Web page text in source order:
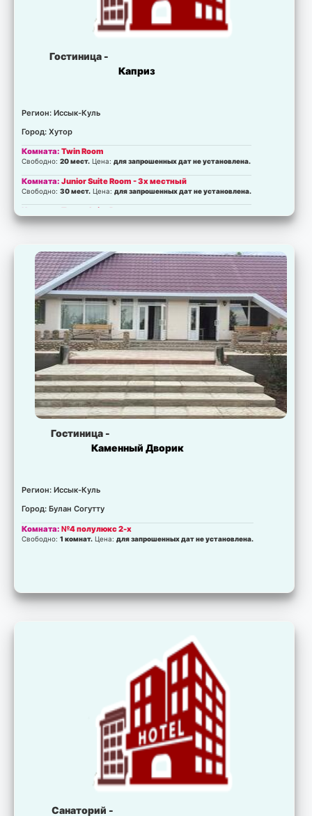
Гостиница -
Каприз
Регион: Иссык-Куль
Город: Хутор
Комната:Twin Room
Свободно:20 мест. Цена:для запрошенных дат не установлена.
Комната:Junior Suite Room - 3х местный
Свободно:30 мест. Цена:для запрошенных дат не установлена.
Комната: Tower Suite Room
Комната:Family Apartment
Свободно:24 мест.Цена:для запрошенных дат не установлена.
Комната:Corona Villa
Свободно: 40 мест. Цена:для запрошенных дат не установлена.
Комната:Royal Villa
Свободно:40 мест.Цена:для запрошенных дат не установлена.
Гостиница -
Каменный Дворик
Регион: Иссык-Куль
Город: Булан Согутту
Комната:№4 полулюкс 2-х
Свободно:1 комнат. Цена:для запрошенных дат не установлена.
Санаторий -